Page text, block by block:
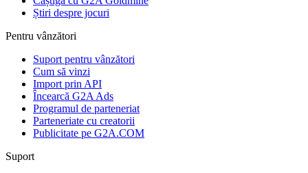
Știri despre jocuri
Pentru vânzători
Suport pentru vânzători
Cum să vinzi
Import prin API
Încearcă G2A Ads
Programul de parteneriat
Parteneriate cu creatorii
Publicitate pe G2A.COM
Suport